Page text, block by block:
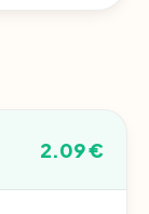
2.09 €